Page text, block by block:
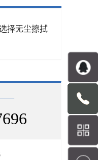
择无尘擦拭